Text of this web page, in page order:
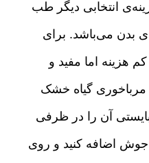
انتخابی دیگر طب
بدن می‌باشد. برای
هزینه اما مفید و
مرباخوری گیاه خشک
آن را در ظرفی
جوش اضافه کنید و روی